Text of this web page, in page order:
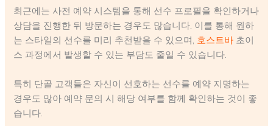
최근에는 사전 예약 시스템을 통해 선수 프로필을 확인하거나
상담을 진행한 뒤 방문하는 경우도 많습니다. 이를 통해 원하
는 스타일의 선수를 미리 추천받을 수 있으며, 호스트바 초이
스 과정에서 발생할 수 있는 부담도 줄일 수 있습니다.
특히 단골 고객들은 자신이 선호하는 선수를 예약 지명하는
경우도 많아 예약 문의 시 해당 여부를 함께 확인하는 것이 좋
습니다.